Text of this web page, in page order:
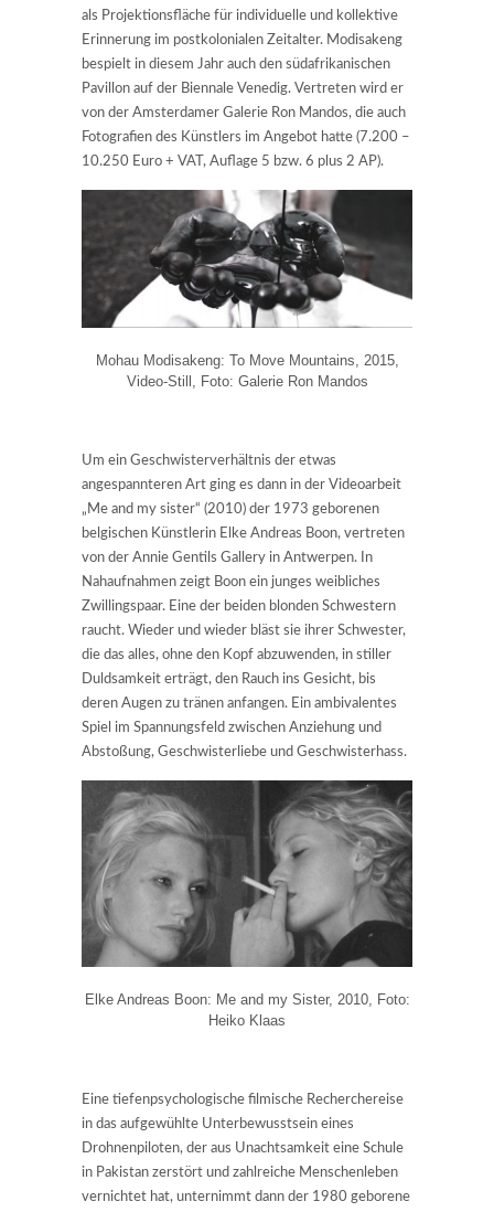
als Projektionsfläche für individuelle und kollektive
Erinnerung im postkolonialen Zeitalter. Modisakeng
bespielt in diesem Jahr auch den südafrikanischen
Pavillon auf der Biennale Venedig. Vertreten wird er
von der Amsterdamer Galerie Ron Mandos, die auch
Fotografien des Künstlers im Angebot hatte (7.200 –
10.250 Euro + VAT, Auflage 5 bzw. 6 plus 2 AP).
Mohau Modisakeng: To Move Mountains, 2015,
Video-Still, Foto: Galerie Ron Mandos
Um ein Geschwisterverhältnis der etwas
angespannteren Art ging es dann in der Videoarbeit
„Me and my sister“ (2010) der 1973 geborenen
belgischen Künstlerin Elke Andreas Boon, vertreten
von der Annie Gentils Gallery in Antwerpen. In
Nahaufnahmen zeigt Boon ein junges weibliches
Zwillingspaar. Eine der beiden blonden Schwestern
raucht. Wieder und wieder bläst sie ihrer Schwester,
die das alles, ohne den Kopf abzuwenden, in stiller
Duldsamkeit erträgt, den Rauch ins Gesicht, bis
deren Augen zu tränen anfangen. Ein ambivalentes
Spiel im Spannungsfeld zwischen Anziehung und
Abstoßung, Geschwisterliebe und Geschwisterhass.
Elke Andreas Boon: Me and my Sister, 2010, Foto:
Heiko Klaas
Eine tiefenpsychologische filmische Recherchereise
in das aufgewühlte Unterbewusstsein eines
Drohnenpiloten, der aus Unachtsamkeit eine Schule
in Pakistan zerstört und zahlreiche Menschenleben
vernichtet hat, unternimmt dann der 1980 geborene